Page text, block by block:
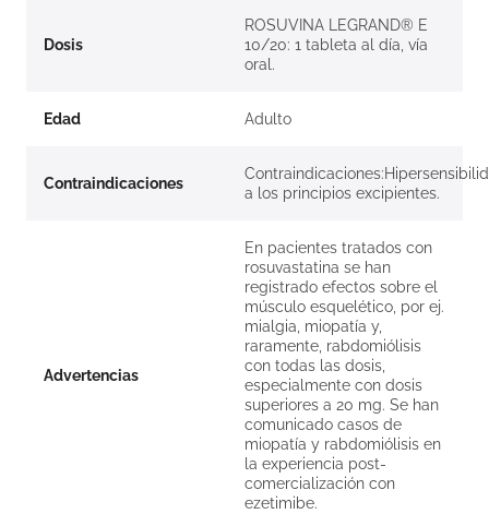
Dosis
ROSUVINA LEGRAND® E
10/20: 1 tableta al día, vía
oral.
Edad Adulto
Contraindicaciones
a los principios excipientes.
Advertencias
En pacientes tratados con
rosuvastatina se han
registrado efectos sobre el
músculo esquelético, por ej.
mialgia, miopatía y,
raramente, rabdomiólisis
con todas las dosis,
especialmente con dosis
superiores a 20 mg. Se han
comunicado casos de
miopatía y rabdomiólisis en
la experiencia post-
comercialización con
ezetimibe.